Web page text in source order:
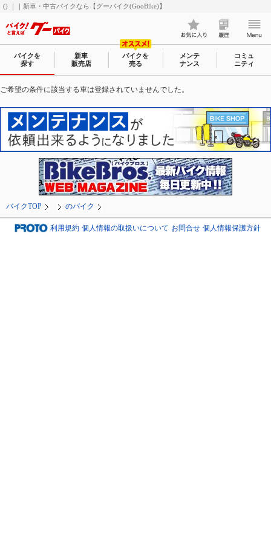
() ｜｜新車・中古バイクなら【グーバイク(GooBike)】
バイクを
探す
新車
販売店
バイクを
売る
メンテ
ナンス
コミュ
ニティ
ご希望の条件に該当する車は登録されていませんでした。
バイクTOP のバイク
利用規約 個人情報の取扱いについて お問合せ 個人情報保護方針